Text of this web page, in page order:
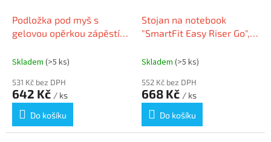
Podložka pod myš s
gelovou opěrkou zápěstí,
Skladem (>5 ks)
531 Kč bez DPH
642 Kč / ks
Do košíku
Stojan na notebook
"SmartFit Easy Riser Go",
K50421EU
Skladem (>5 ks)
552 Kč bez DPH
668 Kč / ks
Do košíku